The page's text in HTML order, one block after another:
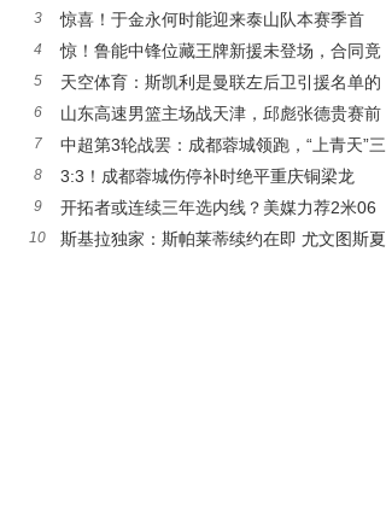
热议米利西奇去留
3
惊喜！于金永何时能迎来泰山队本赛季首
秀？或成王大雷理想接班人
4
惊！鲁能中锋位藏王牌新援未登场，合同竟
签至2026年底
5
天空体育：斯凯利是曼联左后卫引援名单的
一员；罗马诺：曼联已多次派球探考察迪奥曼德
6
山东高速男篮主场战天津，邱彪张德贵赛前
友好互动引关注
7
中超第3轮战罢：成都蓉城领跑，“上青天”三
队陷榜尾困境
8 3:3！成都蓉城伤停补时绝平重庆铜梁龙
9
开拓者或连续三年选内线？美媒力荐2米06
大前，杨瀚森迎新挑战
10
斯基拉独家：斯帕莱蒂续约在即 尤文图斯夏